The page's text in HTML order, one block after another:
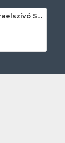
Sirius SIRIUS - Páraelszívó SLT-974 SCREEN H200 4V TW WI-FI Fehér Mennyezetbe építhető páraelszívó